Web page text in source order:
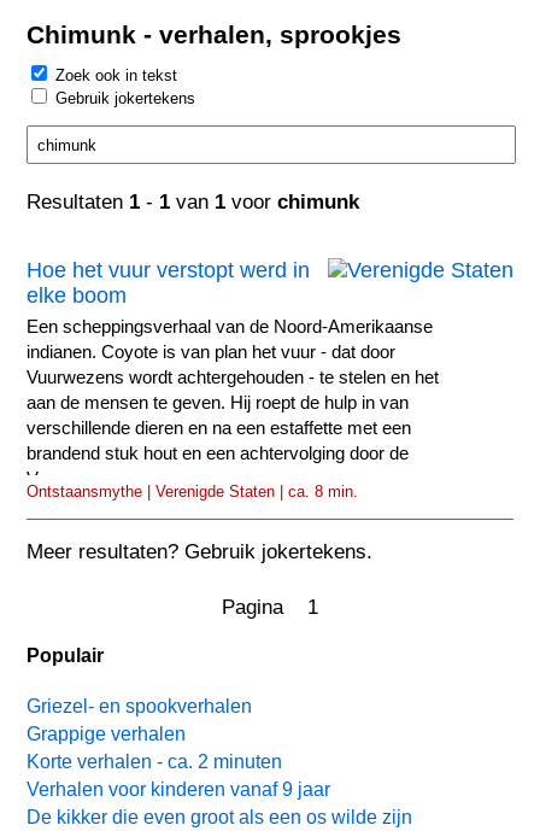
Chimunk - verhalen, sprookjes
Zoek ook in tekst
Gebruik jokertekens
Resultaten 1 - 1 van 1 voorchimunk
Hoe het vuur verstopt werd in
elke boom
Een scheppingsverhaal van de Noord-Amerikaanse
indianen. Coyote is van plan het vuur - dat door
Vuurwezens wordt achtergehouden - te stelen en het
aan de mensen te geven. Hij roept de hulp in van
verschillende dieren en na een estaffette met een
brandend stuk hout en een achtervolging door de
Vuurwezens...
Ontstaansmythe | Verenigde Staten | ca. 8 min.
Meer resultaten? Gebruik jokertekens.
Pagina 1
Populair
Griezel- en spookverhalen
Grappige verhalen
Korte verhalen - ca. 2 minuten
Verhalen voor kinderen vanaf 9 jaar
De kikker die even groot als een os wilde zijn